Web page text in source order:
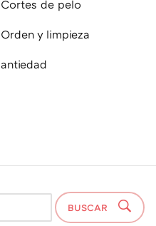
Cortes de pelo
Orden y limpieza
antiedad
BUSCAR